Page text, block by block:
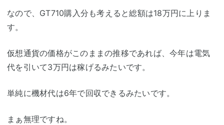
なので、GT710購入分も考えると総額は18万円に上りま
す。
仮想通貨の価格がこのままの推移であれば、今年は電気
代を引いて3万円は稼げるみたいです。
単純に機材代は6年で回収できるみたいです。
まぁ無理ですね。